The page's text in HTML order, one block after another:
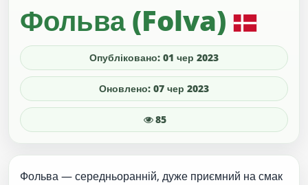
Фольва (Folva)
Опубліковано: 01 чер 2023
Оновлено: 07 чер 2023
85
Фольва — середньоранній, дуже приємний на смак